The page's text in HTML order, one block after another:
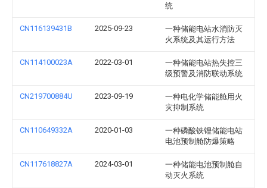
统
CN116139431B 2025-09-23
一种储能电站水消防灭
火系统及其运行方法
CN114100023A 2022-03-01
一种储能电站热失控三
级预警及消防联动系统
CN219700884U 2023-09-19
一种电化学储能舱用火
灾抑制系统
CN110649332A 2020-01-03
一种磷酸铁锂储能电站
电池预制舱防爆策略
CN117618827A 2024-03-01
一种储能电池预制舱自
动灭火系统